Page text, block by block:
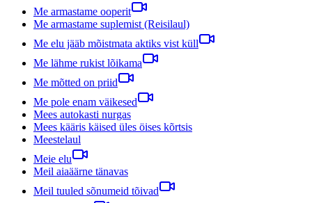
Me armastame ooperit
Me armastame suplemist (Reisilaul)
Me elu jääb mõistmata aktiks vist küll
Me lähme rukist lõikama
Me mõtted on priid
Me pole enam väikesed
Mees autokasti nurgas
Mees kääris käised üles öises kõrtsis
Meestelaul
Meie elu
Meil aiaäärne tänavas
Meil tuuled sõnumeid tõivad